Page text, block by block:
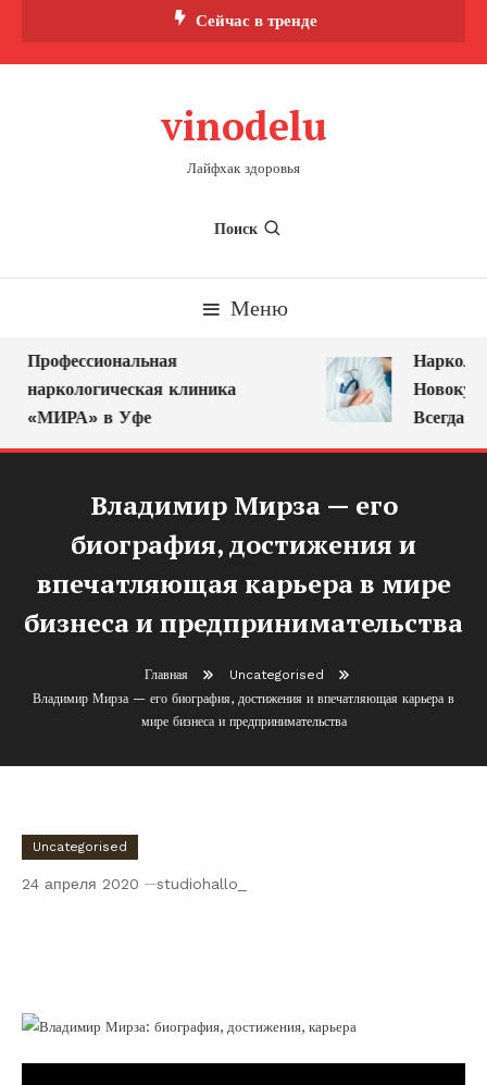
Сейчас в тренде
vinodelu
Лайфхак здоровья
Поиск
Меню
Профессиональная
наркологическая клиника
«МИРА» в Уфе
Всегда
Владимир Мирза — его
биография, достижения и
впечатляющая карьера в мире
бизнеса и предпринимательства
Главная
Uncategorised
Владимир Мирза — его биография, достижения и впечатляющая карьера в
мире бизнеса и предпринимательства
Uncategorised
24 апреля 2020 studiohallo_